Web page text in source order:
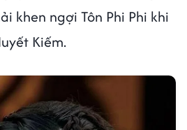
khen ngợi Tôn Phi Phi khi
Kiếm.